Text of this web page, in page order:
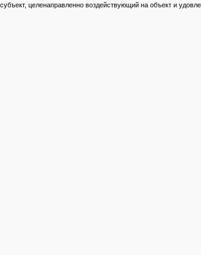
целенаправленно воздействующий на объект и